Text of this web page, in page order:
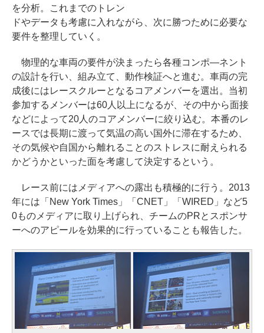
を分析。これまでのトレン
ドやデータも考慮に入れながら、次に勝つために必要な
要件を整理していく。
物理的な車両の要件が決まったら各種コンポ―ネント
の設計を行い、組み立て、動作検証へと進む。車両の完
成後にはレースクルーとなるコアメンバーを選出。当初
参加するメンバーは60人以上になるが、その中から面接
などによって20人のコアメンバーに絞り込む。本番のレ
ースでは長期に渡って気温の高い国外に滞在するため、
その気候や自国から離れることのストレスに耐えられる
かどうかといった面を考慮して決定するという。
レース前にはメディアへの露出も積極的に行う。2013
年には「New York Times」「CNET」「WIRED」など5
0ものメディアに取り上げられ、チームのPRとスポンサ
ーへのアピールを効果的に行っていることも報告した。